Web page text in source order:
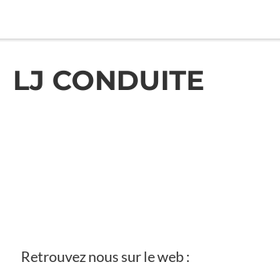
LJ CONDUITE
Retrouvez nous sur le web :